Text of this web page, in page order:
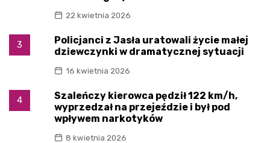
22 kwietnia 2026
3
Policjanci z Jasła uratowali życie małej
dziewczynki w dramatycznej sytuacji
16 kwietnia 2026
4
Szaleńczy kierowca pędził 122 km/h,
wyprzedzał na przejeździe i był pod
wpływem narkotyków
8 kwietnia 2026